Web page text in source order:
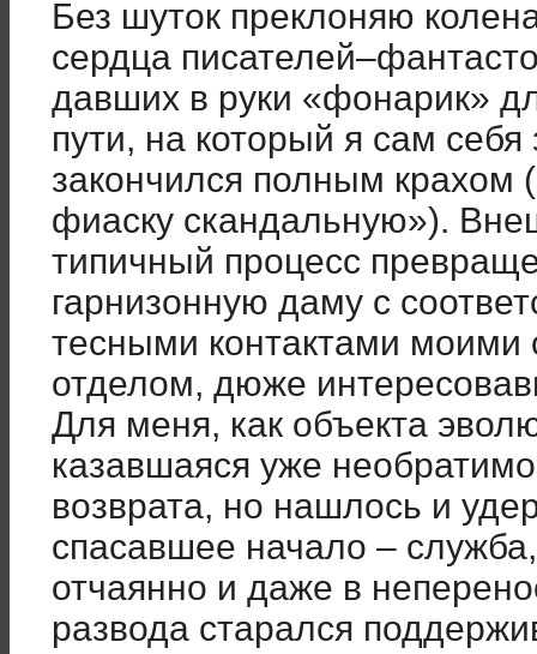
Без шуток преклоняю
сердца
давших в руки «фонарик»
пути, на который я сам
закончился полным крахом
фиаску скандальную»).
типичный процесс
гарнизонную даму с
тесными контактами
отделом, дюже
Для меня, как объекта
казавшаяся уже
возврата, но нашлось и
спасавшее начало –
отчаянно и даже в
развода старался